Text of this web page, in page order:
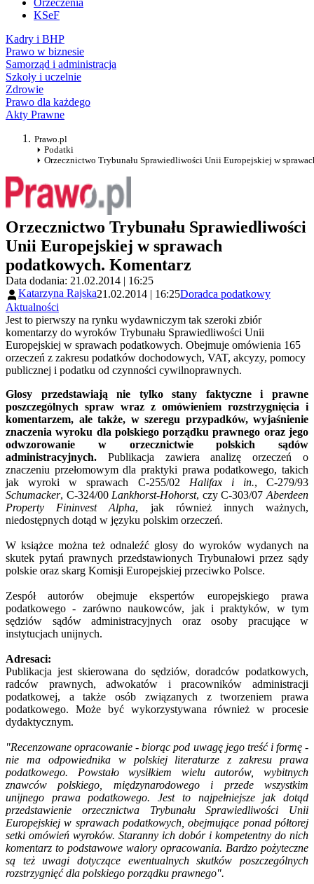
Orzeczenia
KSeF
Kadry i BHP
Prawo w biznesie
Samorząd i administracja
Szkoły i uczelnie
Zdrowie
Prawo dla każdego
Akty Prawne
Prawo.pl
Podatki
Orzecznictwo Trybunału Sprawiedliwości Unii Europejskiej w
Orzecznictwo Trybunału Sprawiedliwości
Unii Europejskiej w sprawach
podatkowych. Komentarz
Data dodania: 21.02.2014 | 16:25
Katarzyna Rajska21.02.2014 | 16:25Doradca podatkowy
Aktualności
Jest to pierwszy na rynku wydawniczym tak szeroki zbiór
komentarzy do wyroków Trybunału Sprawiedliwości Unii
Europejskiej w sprawach podatkowych. Obejmuje omówienia 165
orzeczeń z zakresu podatków dochodowych, VAT, akcyzy, pomocy
publicznej i podatku od czynności cywilnoprawnych.
Glosy przedstawiają nie tylko stany faktyczne i prawne
poszczególnych spraw wraz z omówieniem rozstrzygnięcia i
komentarzem, ale także, w szeregu przypadków, wyjaśnienie
znaczenia wyroku dla polskiego porządku prawnego oraz jego
odwzorowanie w orzecznictwie polskich sądów
administracyjnych. Publikacja zawiera analizę orzeczeń o
znaczeniu przełomowym dla praktyki prawa podatkowego, takich
jak wyroki w sprawach C-255/02 Halifax i in., C-279/93
Schumacker, C-324/00 Lankhorst-Hohorst, czy C-303/07Aberdeen
Property Fininvest Alpha, jak również innych ważnych,
niedostępnych dotąd w języku polskim orzeczeń.
W książce można też odnaleźć glosy do wyroków wydanych na
skutek pytań prawnych przedstawionych Trybunałowi przez sądy
polskie oraz skarg Komisji Europejskiej przeciwko Polsce.
Zespół autorów obejmuje ekspertów europejskiego prawa
podatkowego - zarówno naukowców, jak i praktyków, w tym
sędziów sądów administracyjnych oraz osoby pracujące w
instytucjach unijnych.
Adresaci:
Publikacja jest skierowana do sędziów, doradców podatkowych,
radców prawnych, adwokatów i pracowników administracji
podatkowej, a także osób związanych z tworzeniem prawa
podatkowego. Może być wykorzystywana również w procesie
dydaktycznym.
"Recenzowane opracowanie - biorąc pod uwagę jego treść i formę -
nie ma odpowiednika w polskiej literaturze z zakresu prawa
podatkowego. Powstało wysiłkiem wielu autorów, wybitnych
znawców polskiego, międzynarodowego i przede wszystkim
unijnego prawa podatkowego. Jest to najpełniejsze jak dotąd
przedstawienie orzecznictwa Trybunału Sprawiedliwości Unii
Europejskiej w sprawach podatkowych, obejmujące ponad półtorej
setki omówień wyroków. Staranny ich dobór i kompetentny do nich
komentarz to podstawowe walory opracowania. Bardzo pożyteczne
są też uwagi dotyczące ewentualnych skutków poszczególnych
rozstrzygnięć dla polskiego porządku prawnego".